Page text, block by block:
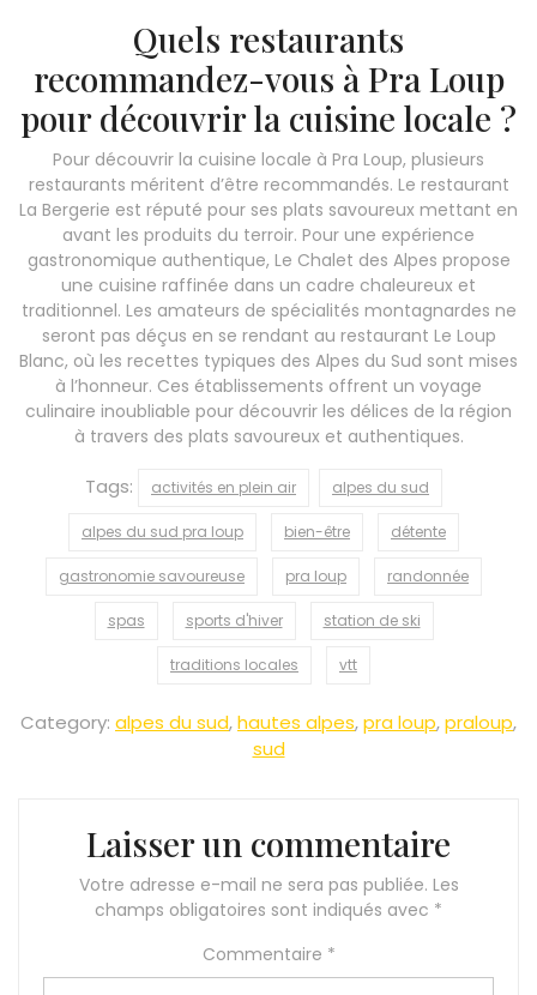
Quels restaurants
recommandez-vous à Pra Loup
pour découvrir la cuisine locale ?
Pour découvrir la cuisine locale à Pra Loup, plusieurs
restaurants méritent d’être recommandés. Le restaurant
La Bergerie est réputé pour ses plats savoureux mettant en
avant les produits du terroir. Pour une expérience
gastronomique authentique, Le Chalet des Alpes propose
une cuisine raffinée dans un cadre chaleureux et
traditionnel. Les amateurs de spécialités montagnardes ne
seront pas déçus en se rendant au restaurant Le Loup
Blanc, où les recettes typiques des Alpes du Sud sont mises
à l’honneur. Ces établissements offrent un voyage
culinaire inoubliable pour découvrir les délices de la région
à travers des plats savoureux et authentiques.
Tags: activités en plein air alpes du sud
alpes du sud pra loup bien-être détente
gastronomie savoureuse pra loup randonnée
spas sports d'hiver station de ski
traditions locales vtt
Category: alpes du sud,hautes alpes,pra loup,praloup,
sud
Laisser un commentaire
Votre adresse e-mail ne sera pas publiée. Les
champs obligatoires sont indiqués avec *
Commentaire *